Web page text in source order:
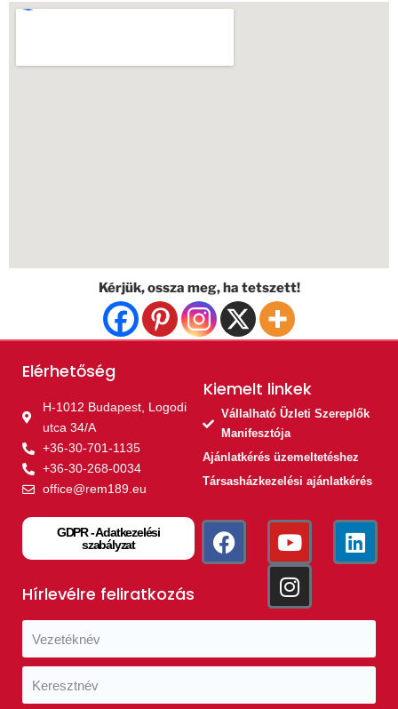
Kérjük, ossza meg, ha tetszett!
Elérhetőség
H-1012 Budapest, Logodi
utca 34/A
+36-30-701-1135
+36-30-268-0034
office@rem189.eu
GDPR - Adatkezelési
szabályzat
Kiemelt linkek​
Vállalható Üzleti Szereplők
Manifesztója
Ajánlatkérés üzemeltetéshez
Társasházkezelési ajánlatkérés
Hírlevélre feliratkozás